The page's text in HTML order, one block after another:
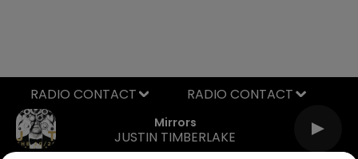
Mirrors
JUSTIN TIMBERLAKE
RADIO CONTACT